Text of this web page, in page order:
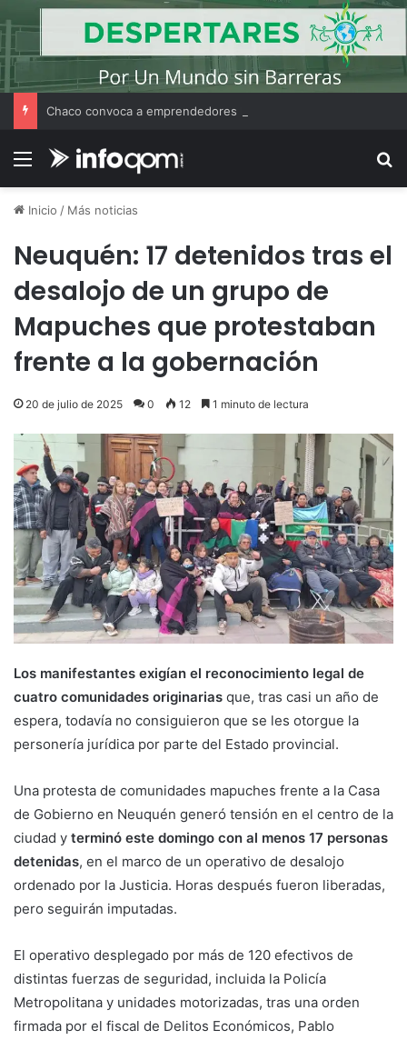
Menú
Inicio / Más noticias
Neuquén: 17 detenidos tras el
desalojo de un grupo de
Mapuches que protestaban
frente a la gobernación
20 de julio de 2025 0 12 1 minuto de lectura
Los manifestantes exigían el reconocimiento legal de
cuatro comunidades originarias que, tras casi un año de
espera, todavía no consiguieron que se les otorgue la
personería jurídica por parte del Estado provincial.
Una protesta de comunidades mapuches frente a la Casa
de Gobierno en Neuquén generó tensión en el centro de la
ciudad y terminó este domingo con al menos 17 personas
detenidas, en el marco de un operativo de desalojo
ordenado por la Justicia. Horas después fueron liberadas,
pero seguirán imputadas.
El operativo desplegado por más de 120 efectivos de
distintas fuerzas de seguridad, incluida la Policía
Metropolitana y unidades motorizadas, tras una orden
firmada por el fiscal de Delitos Económicos, Pablo